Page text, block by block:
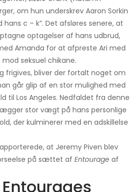
om hun underskrev Aaron Sorkin
hans c – k”. Det afsløres senere, at
optagelser af hans udbrud,
Amanda for at afpreste Ari med
seksuel chikane.
frigives, bliver der fortalt noget om
går glip af en stor mulighed med
til Los Angeles. Nedfaldet fra denne
stor vægt på hans personlige
der kulminerer med en adskillelse
at Jeremy Piven blev
på sættet af Entourage af